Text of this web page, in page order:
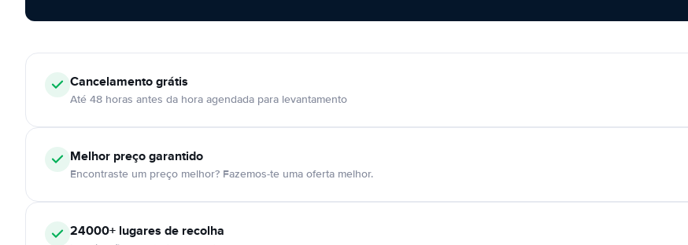
Cancelamentográtis
Até 48 horas antes da hora agendada para levantamento
Melhor preço garantido
Encontraste um preço melhor? Fazemos-te uma oferta melhor.
24000+ lugares de recolha